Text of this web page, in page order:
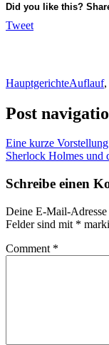
Did you like this?
Tweet
HauptgerichteAuflauf,
Post
Eine kurze
Sherlock Holmes und
Schreibe einen
Deine E-Mail-
Felder sind mit *
Comment *